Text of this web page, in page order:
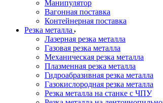
Манипулятор
Вагонная поставка
Контейнерная поставка
Резка металла
Лазерная резка металла
Газовая резка металла
Механическая резка металла
Плазменная резка металла
Гидроабразивная резка металла
Газокислородная резка металла
Резка металла на станке с ЧПУ